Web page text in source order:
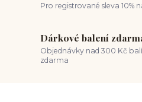
Pro registrované sleva 10%
Dárkové balení
Objednávky nad 300 Kč
zdarma